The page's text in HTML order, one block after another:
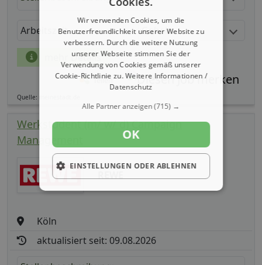
Arbeitszeit Gehalt
mehr Details
Teilen
Quelle: meinestadt.de
Werkstudent (m/ w/ d) Campaign
Management
REWE
Köln
aktualisiert seit: 09.08.2026
Wir verwenden Cookies, um die
Benutzerfreundlichkeit unserer Website zu
verbessern. Durch die weitere Nutzung
unserer Webseite stimmen Sie der
Verwendung von Cookies gemäß unserer
Cookie-Richtlinie zu.Weitere Informationen /
Datenschutz
Alle Partner anzeigen(715) →
OK
EINSTELLUNGEN ODER ABLEHNEN